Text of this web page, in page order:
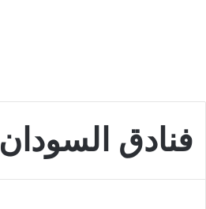
فنادق السودان